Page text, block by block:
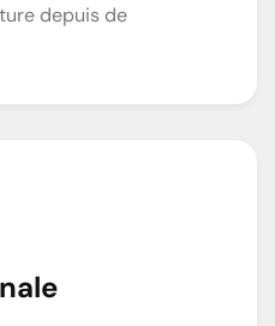
depuis de